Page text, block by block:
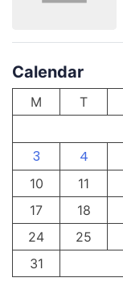
Calendar
M T
3
4
10 11
17
18
24
25
31